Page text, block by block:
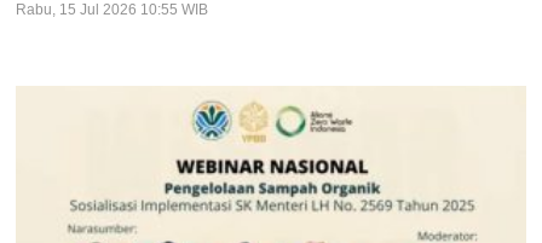
Rabu, 15 Jul 2026 10:55 WIB